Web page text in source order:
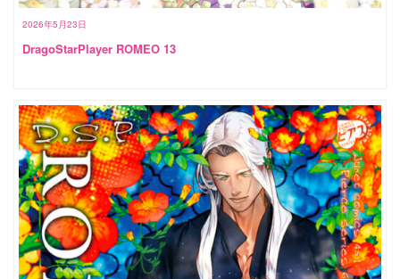
2026年5月23日
DragoStarPlayer ROMEO 13